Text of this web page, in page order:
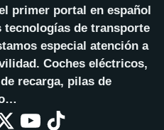
primer portal en español
tecnologías de transporte
especial atención a
Coches eléctricos,
recarga, pilas de